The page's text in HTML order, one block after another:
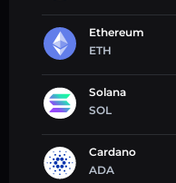
Ethereum
ETH
Solana
SOL
Cardano
ADA